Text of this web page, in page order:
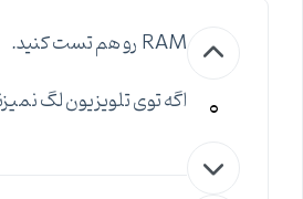
0
RAM رو هم تست کنید.
اگه توی تلویزیون لگ